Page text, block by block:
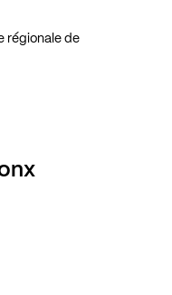
régionale de